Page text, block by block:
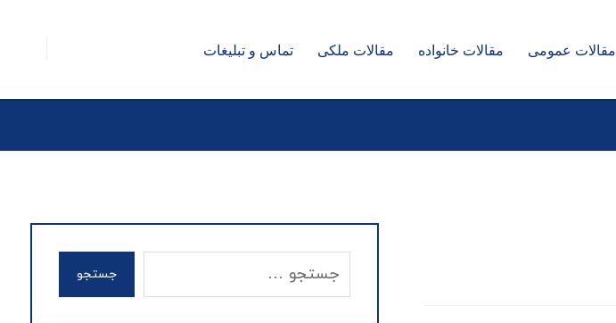
مقالات عمومی مقالات خانواده مقالات ملکی تماس و تبلیغات
جستجو